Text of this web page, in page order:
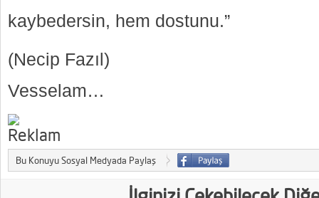
kaybedersin, hem dostunu.”
(Necip Fazıl)
Vesselam…
Bu Konuyu Sosyal Medyada Paylaş